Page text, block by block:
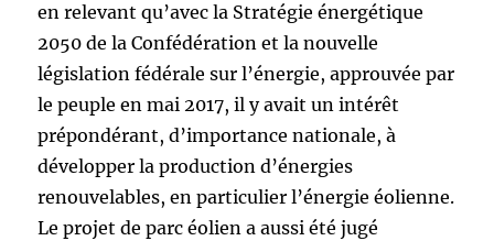
en relevant qu’avec la Stratégie énergétique
2050 de la Confédération et la nouvelle
législation fédérale sur l’énergie, approuvée par
le peuple en mai 2017, il y avait un intérêt
prépondérant, d’importance nationale, à
développer la production d’énergies
renouvelables, en particulier l’énergie éolienne.
Le projet de parc éolien a aussi été jugé